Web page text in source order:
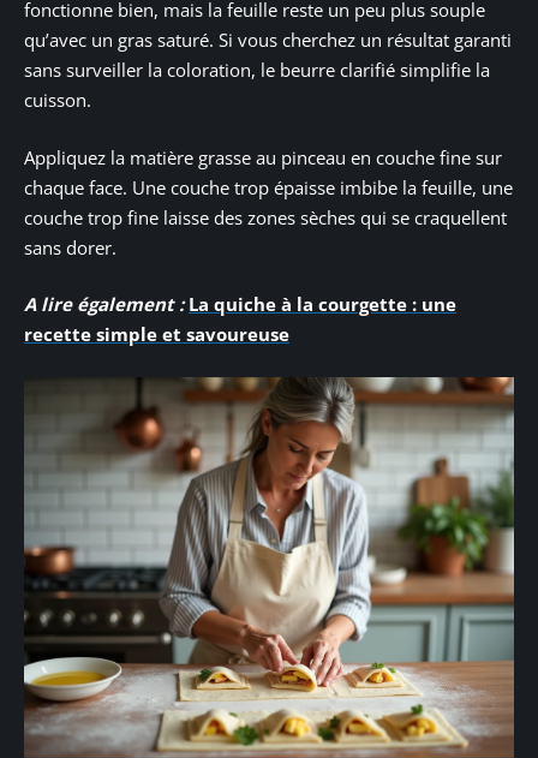
fonctionne bien, mais la feuille reste un peu plus souple
qu’avec un gras saturé. Si vous cherchez un résultat garanti
sans surveiller la coloration, le beurre clarifié simplifie la
cuisson.
Appliquez la matière grasse au pinceau en couche fine sur
chaque face. Une couche trop épaisse imbibe la feuille, une
couche trop fine laisse des zones sèches qui se craquellent
sans dorer.
A lire également : La quiche à la courgette : une
recette simple et savoureuse